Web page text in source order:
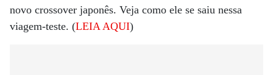
novo crossover japonês. Veja como ele se saiu nessa
viagem-teste. (LEIA AQUI)